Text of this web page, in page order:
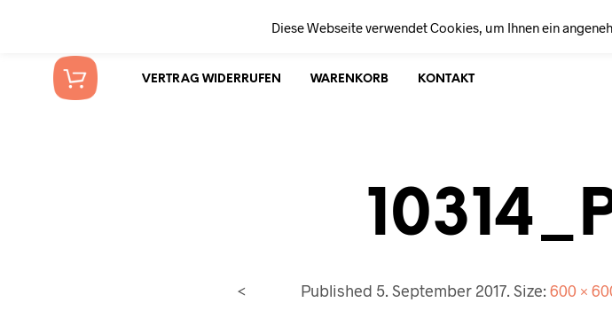
VERTRAG WIDERRUFEN WARENKORB KONTAKT
Published 5. September 2017. Size: 600 ×
<
Diese Webseite verwendet Cookies, um Ihnen ein